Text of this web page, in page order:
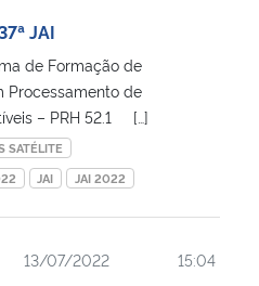
JAI
de Formação de
Processamento de
– PRH 52.1 ‎ ‎ ‎ ‎ […]
SATÉLITE
JAI JAI 2022
13/07/2022 15:04